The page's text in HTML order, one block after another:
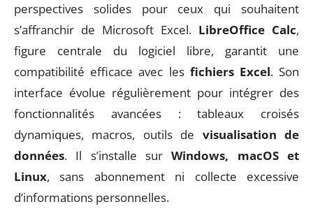
perspectives solides pour ceux qui souhaitent
s’affranchir de Microsoft Excel. LibreOffice Calc,
figure centrale du logiciel libre, garantit une
compatibilité efficace avec les fichiers Excel. Son
interface évolue régulièrement pour intégrer des
fonctionnalités avancées : tableaux croisés
dynamiques, macros, outils de visualisation de
données. Il s’installe surWindows, macOS et
Linux, sans abonnement ni collecte excessive
d’informations personnelles.